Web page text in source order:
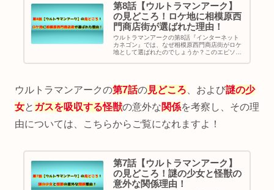
第8話【ウルトラマンアーク】
の見どころ！ロケ地に相模原西
門商店街が選ばれた理由！
ウルトラマンアークの第8話『インターネット
カネゴン』では、なぜ相模原西門商店街がロケ
地として選ばれたのでしょうか？このエピソー
ウルトラマンアークの第7話の見どころ 、および謎の少
女と ガスを吸収する怪獣の意外な関係を考察し、その理
由については、こちらからご覧になれますよ！
第7話【ウルトラマンアーク】
の見どころ！謎の少女と怪獣の
意外な関係理由！